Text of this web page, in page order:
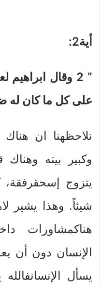
أية2 :
” 2
وقال ابراهيم
على كل ما كان
نلاحظهنا ان
وكبير بيته
يتزوج
شيئاً. وهذا يشير
هناكمشاورات
الإنسان دون أن
يسأل الإنسانفالله